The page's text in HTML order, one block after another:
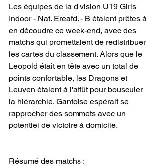
Les équipes de la division U19 Girls
Indoor - Nat. Ereafd. - B étaient prêtes à
en découdre ce week-end, avec des
matchs qui promettaient de redistribuer
les cartes du classement. Alors que le
Leopold était en tête avec un total de
points confortable, les Dragons et
Leuven étaient à l'affût pour bousculer
la hiérarchie. Gantoise espérait se
rapprocher des sommets avec un
potentiel de victoire à domicile.
Résumé des matchs :